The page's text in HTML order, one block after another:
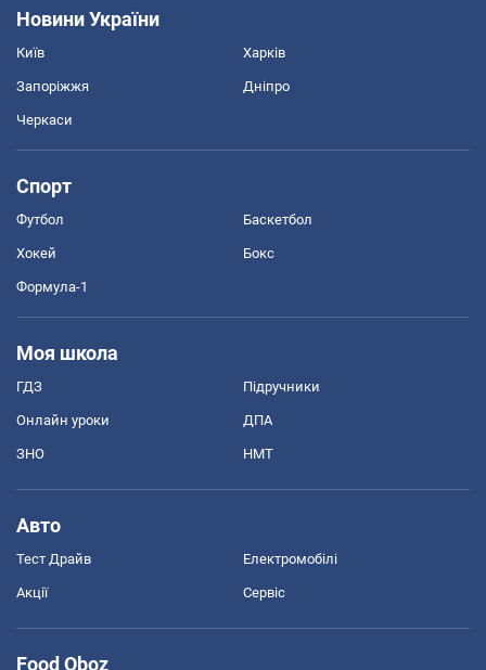
Новини України
Київ Харків
Запоріжжя Дніпро
Черкаси
Спорт
Футбол Баскетбол
Хокей Бокс
Формула-1
Моя школа
ГДЗ Підручники
Онлайн уроки ДПА
ЗНО НМТ
Авто
Тест Драйв Електромобілі
Акції Сервіс
Food Oboz